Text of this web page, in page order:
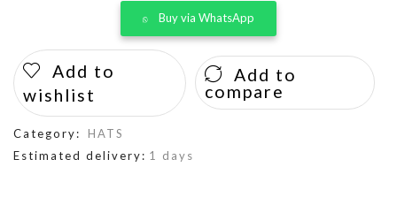
Buy via WhatsApp
Add to
wishlist
Add to
compare
Category:
HATS
Estimated delivery: 1 days